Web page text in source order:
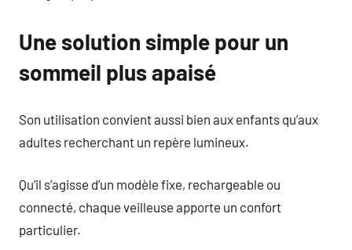
Une solution simple pour un
sommeil plus apaisé
Son utilisation convient aussi bien aux enfants qu’aux
adultes recherchant un repère lumineux.
Qu’il s’agisse d’un modèle fixe, rechargeable ou
connecté, chaque veilleuse apporte un confort
particulier.